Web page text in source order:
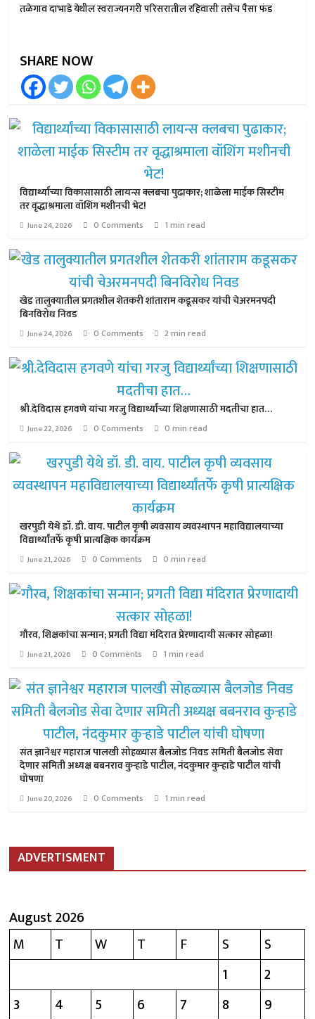
तळेगाव दाभाडे येथील स्वराज्यनगरी परिसरातील रहिवासी तसेच पैसा फंड
SHARE NOW
विद्यार्थ्यांच्या विकासासाठी लायन्स क्लबचा पुढाकार; शाळेला माईक सिस्टीम
तर वृद्धाश्रमाला वॉशिंग मशीनची भेट!
June 24, 2026 0 Comments 1 min read
खेड तालुक्यातील प्रगतशील शेतकरी शांताराम कडूसकर यांची चेअरमनपदी
बिनविरोध निवड
June 24, 2026 0 Comments 2 min read
श्री.देविदास हगवणे यांचा गरजु विद्यार्थ्यांच्या शिक्षणासाठी मदतीचा हात…
June 22, 2026 0 Comments 0 min read
खरपुडी येथे डॉ. डी. वाय. पाटील कृषी व्यवसाय व्यवस्थापन महाविद्यालयाच्या
विद्यार्थ्यांतर्फे कृषी प्रात्यक्षिक कार्यक्रम
June 21, 2026 0 Comments 0 min read
गौरव, शिक्षकांचा सन्मान; प्रगती विद्या मंदिरात प्रेरणादायी सत्कार सोहळा!
June 21, 2026 0 Comments 1 min read
संत ज्ञानेश्वर महाराज पालखी सोहळ्यास बैलजोड निवड समिती बैलजोड सेवा
देणार समिती अध्यक्ष बबनराव कुऱ्हाडे पाटील, नंदकुमार कुऱ्हाडे पाटील यांची
घोषणा
June 20, 2026 0 Comments 1 min read
ADVERTISMENT
August 2026
M
T W T F S
S
1
2
3
4 5 6 7 8
9